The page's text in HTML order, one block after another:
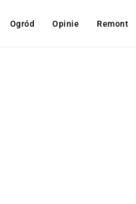
Ogród Opinie Remont